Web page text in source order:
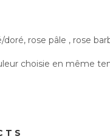
doré, rose pâle , rose
choisie en même